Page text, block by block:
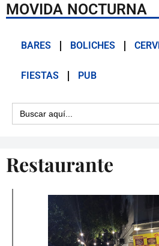
MOVIDA NOCTURNA
BARES BOLICHES
FIESTAS PUB
Buscar:
Restaurante